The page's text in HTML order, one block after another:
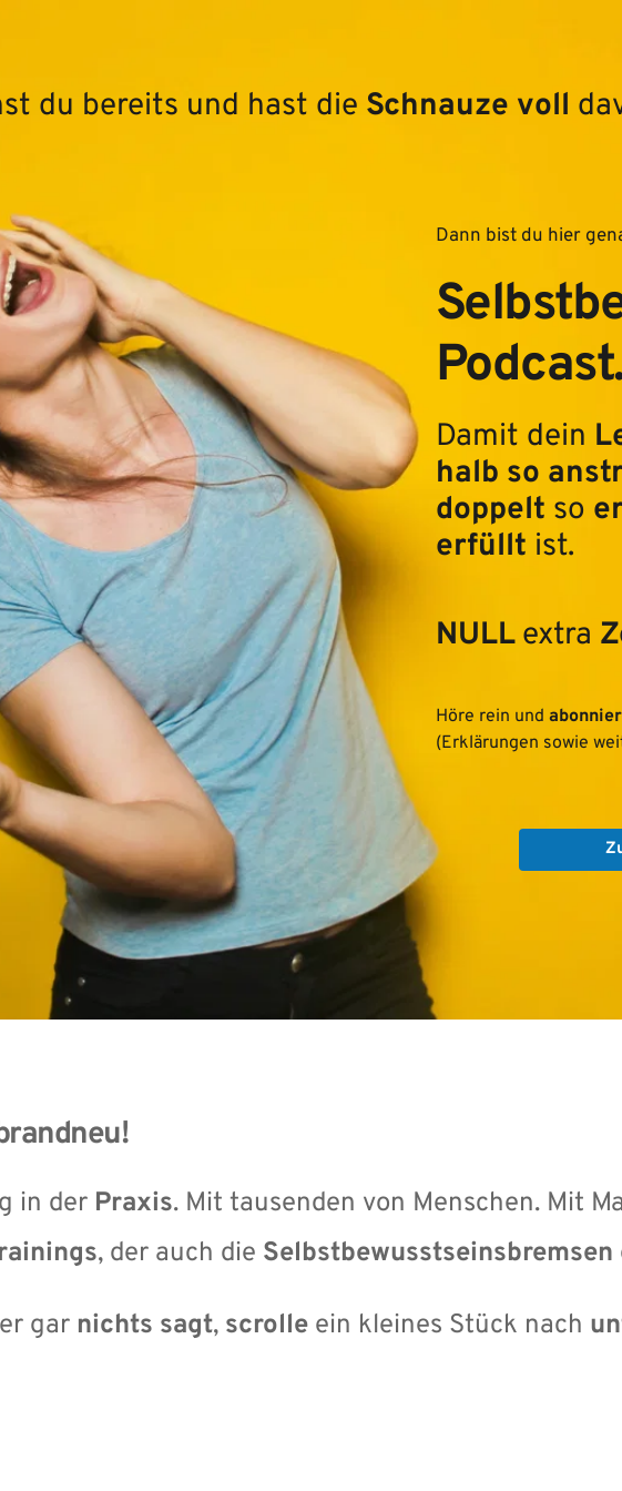
du bereits und hast die Schnauze voll
Dann bist du hier
Damit dein
halb so
doppelt so
erfüllt ist.
NULL extra
Höre rein und
(Erklärungen sowie
Zu
in der Praxis
, der auch die Selbstbewusstseinsbremsen
gar nichts sagt, scrolle ein kleines Stück nach